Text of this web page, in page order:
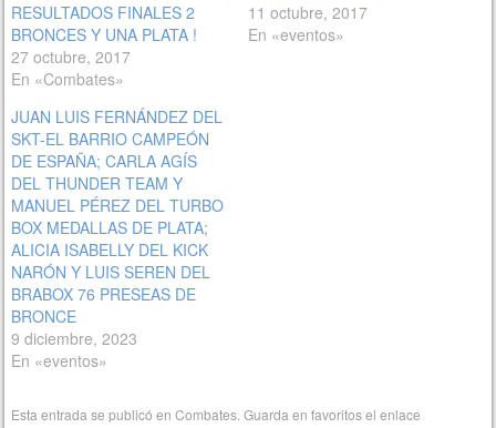
RESULTADOS FINALES 2
BRONCES Y UNA PLATA !
27 octubre, 2017
En «Combates»
11 octubre, 2017
En «eventos»
JUAN LUIS FERNÁNDEZ DEL
SKT-EL BARRIO CAMPEÓN
DE ESPAÑA; CARLA AGÍS
DEL THUNDER TEAM Y
MANUEL PÉREZ DEL TURBO
BOX MEDALLAS DE PLATA;
ALICIA ISABELLY DEL KICK
NARÓN Y LUIS SEREN DEL
BRABOX 76 PRESEAS DE
BRONCE
9 diciembre, 2023
En «eventos»
Esta entrada se publicó enCombates. Guarda en favoritos elenlace